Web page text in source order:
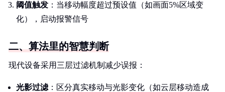
阈值触发 ：当移动幅度超过预设值（如画面5%区域变
化），启动报警信号
二、算法里的智慧判断
现代设备采用三层过滤机制减少误报：
光影过滤 ：区分真实移动与光影变化（如云层移动造成